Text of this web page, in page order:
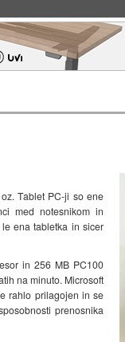
Tablet PC-ji so ene
med notesnikom in
ena tabletka in sicer
in 256 MB PC100
na minuto. Microsoft
rahlo prilagojen in se
prenosnika